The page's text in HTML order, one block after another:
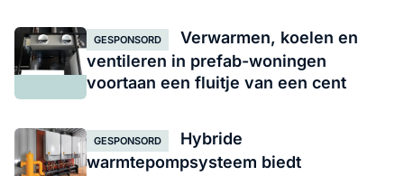
GESPONSORD
Verwarmen, koelen en
ventileren in prefab-woningen
voortaan een fluitje van een cent
GESPONSORD
Hybride
warmtepompsysteem biedt